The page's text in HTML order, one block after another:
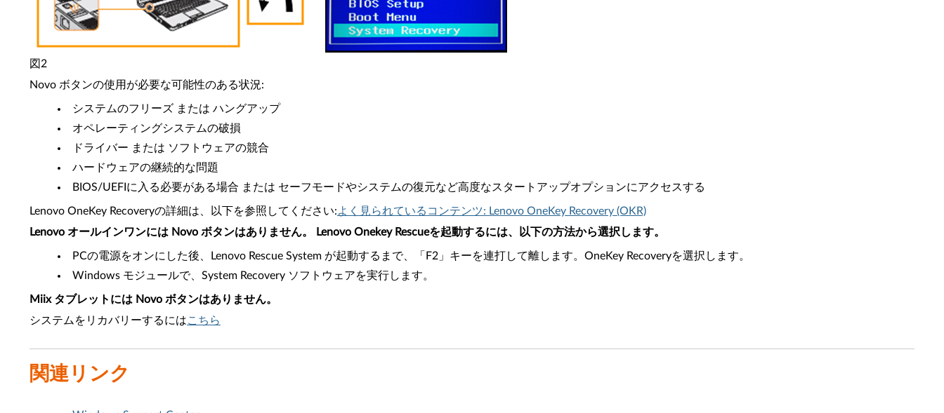
図2
Novo ボタンの使用が必要な可能性のある状況:
システムのフリーズ または ハングアップ
オペレーティングシステムの破損
ドライバー または ソフトウェアの競合
ハードウェアの継続的な問題
BIOS/UEFIに入る必要がある場合 または セーフモードやシステムの復元など高度なスタートアップオプションにアクセスする
Lenovo OneKey Recoveryの詳細は、以下を参照してください:よく見られているコンテンツ: Lenovo OneKey Recovery (OKR)
Lenovo オールインワンには Novo ボタンはありません。 Lenovo Onekey Rescueを起動するには、以下の方法から選択します。
PCの電源をオンにした後、Lenovo Rescue System が起動するまで、「F2」キーを連打して離します。OneKey Recoveryを選択します。
Windows モジュールで、System Recovery ソフトウェアを実行します。
Miix タブレットには Novo ボタンはありません。
システムをリカバリーするにはこちら
関連リンク